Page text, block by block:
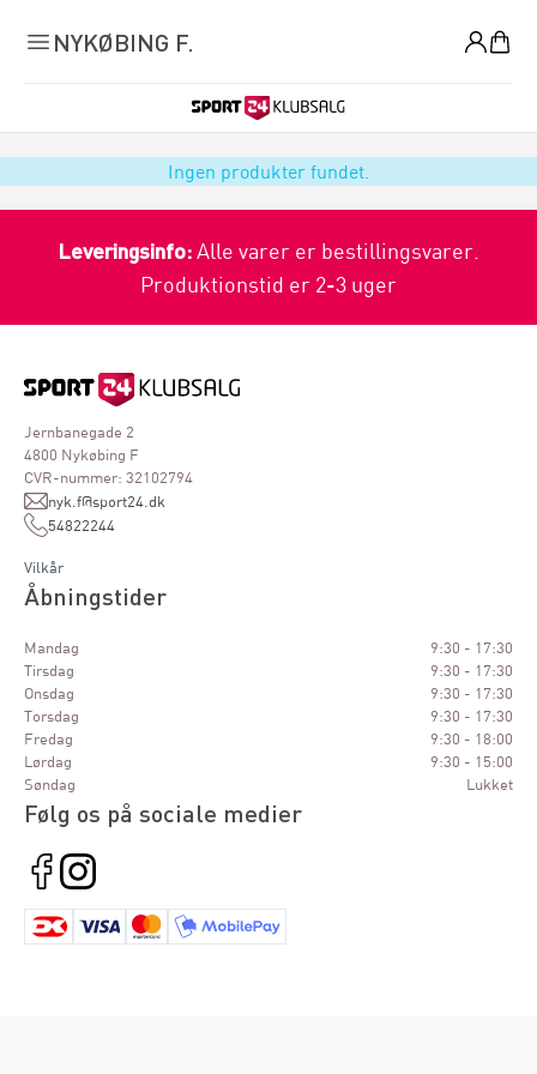
NYKØBING F.
Ingen produkter fundet.
Leveringsinfo:Alle varer er bestillingsvarer.
Produktionstid er 2-3 uger
Jernbanegade 2
4800 Nykøbing F
CVR-nummer: 32102794
nyk.f@sport24.dk
54822244
Vilkår
Åbningstider
Mandag
9:30 - 17:30
Tirsdag
9:30 - 17:30
Onsdag
9:30 - 17:30
Torsdag
9:30 - 17:30
Fredag
9:30 - 18:00
Lørdag
9:30 - 15:00
Søndag
Lukket
Følg os på sociale medier